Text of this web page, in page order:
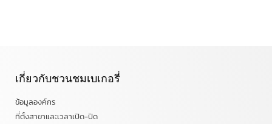
เกี่ยวกับชวนชมเบเกอรี่
ข้อมูลองค์กร
ที่ตั้งสาขาและเวลาเปิด-ปิด